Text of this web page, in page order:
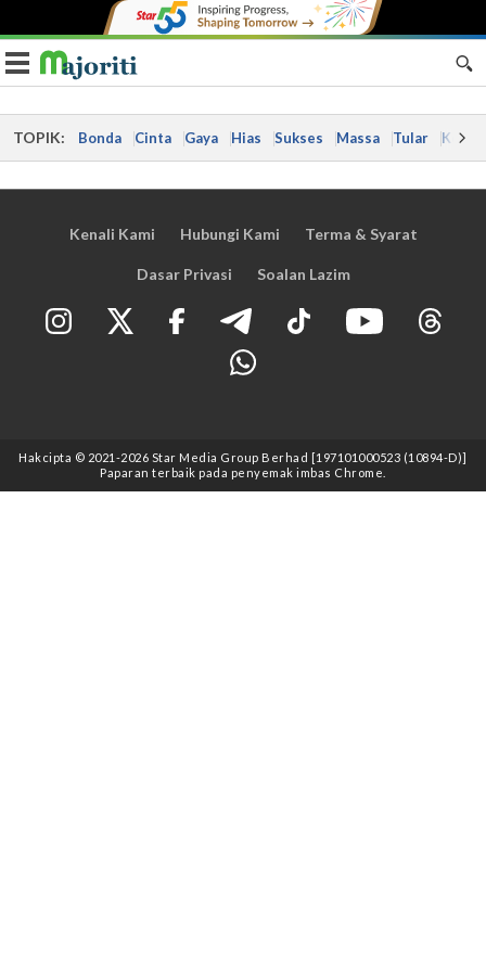
Toggle navigation
TOPIK: Bonda Cinta Gaya Hias Sukses Massa Tular Kes
Kenali Kami Hubungi Kami Terma & Syarat
Dasar Privasi Soalan Lazim
Hakcipta © 2021 -2026 Star Media Group Berhad [197101000523 (10894-D)]
Paparan terbaik pada penyemak imbas Chrome.